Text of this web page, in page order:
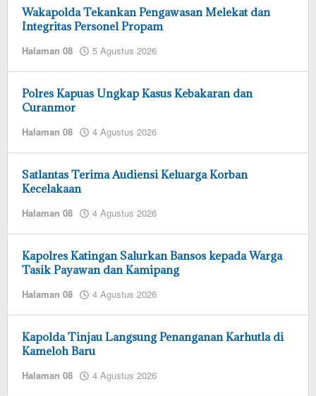
Wakapolda Tekankan Pengawasan Melekat dan
Integritas Personel Propam
Halaman 08 5 Agustus 2026
redaksi
Polres Kapuas Ungkap Kasus Kebakaran dan
Curanmor
Halaman 08 4 Agustus 2026
redaksi
Satlantas Terima Audiensi Keluarga Korban
Kecelakaan
Halaman 08 4 Agustus 2026
redaksi
Kapolres Katingan Salurkan Bansos kepada Warga
Tasik Payawan dan Kamipang
Halaman 08 4 Agustus 2026
redaksi
Kapolda Tinjau Langsung Penanganan Karhutla di
Kameloh Baru
Halaman 08 4 Agustus 2026